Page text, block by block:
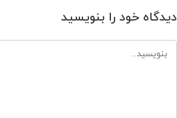
دیدگاه خود را بنویسید